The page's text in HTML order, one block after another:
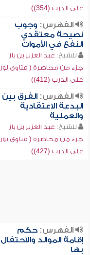
على الدرب (354))
الفهرس: وجوب
نصيحة معتقدي
النفع في الأموات
للشيخ: عبد العزيز بن باز
جزء من محاضرة ( فتاوى نور
على الدرب (412))
الفهرس:الفرق بين
البدعة الاعتقادية
والعملية
للشيخ: عبد العزيز بن باز
جزء من محاضرة ( فتاوى نور
على الدرب (427))
الفهرس:حكم
إقامة الموالد والاحتفال
بها